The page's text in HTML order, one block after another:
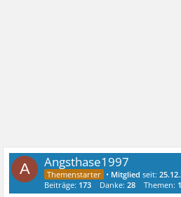
A Angsthase1997
• Mitglied seit:
Beiträge: 173 Danke:28 Themen: